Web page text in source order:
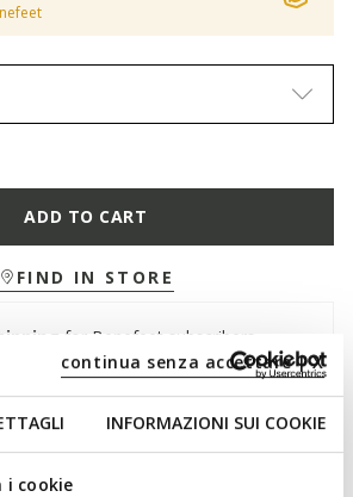
INFORMAZIONI SUI COOKIE
i cookie
continua senza accettare | X
ADD TO CART
FIND IN STORE
for Benefeet subscribers
returns. You will be charged $6.00
with a contemporary urban design,